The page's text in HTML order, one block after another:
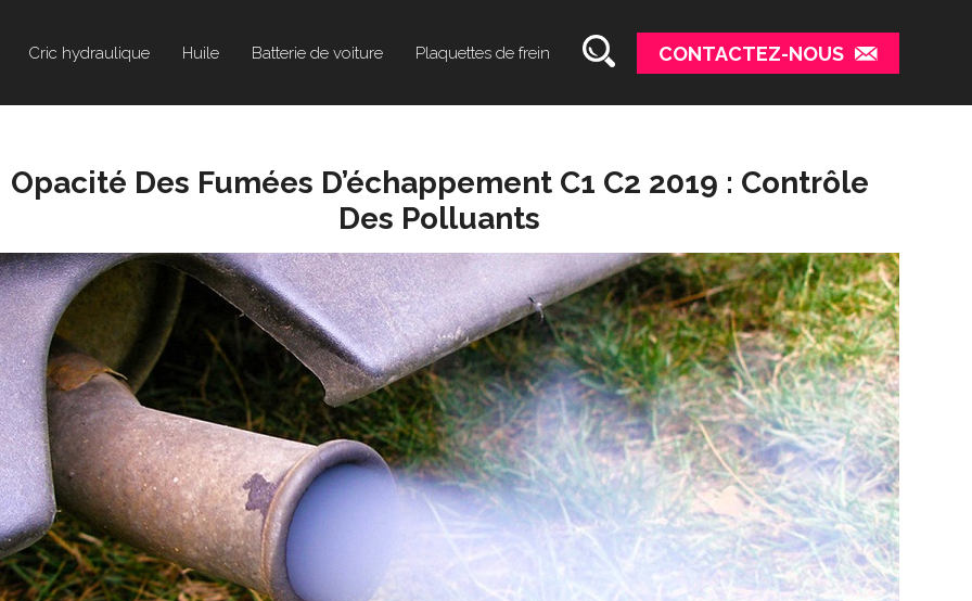
Cric hydraulique Huile Batterie de voiture Plaquettes de frein CONTACTEZ-NOUS
Opacité Des Fumées D’échappement C1 C2 2019 : Contrôle
Des Polluants